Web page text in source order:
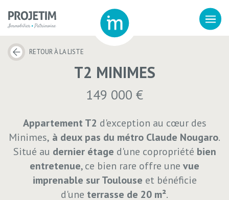
RETOUR À LA LISTE
T2 MINIMES
149 000 €
Appartement T2 d'exception au cœur des
Minimes, à deux pas du métro Claude Nougaro.
Situé au dernier étage d'une copropriété bien
entretenue, ce bien rare offre une vue
imprenable sur Toulouse et bénéficie
d'une terrasse de 20 m².